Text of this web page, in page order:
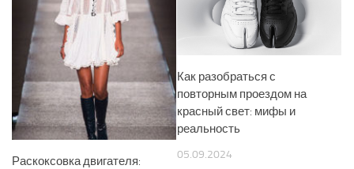
Раскоксовка двигателя:
Как разобраться с
повторным проездом на
красный свет: мифы и
реальность
05.09.2024